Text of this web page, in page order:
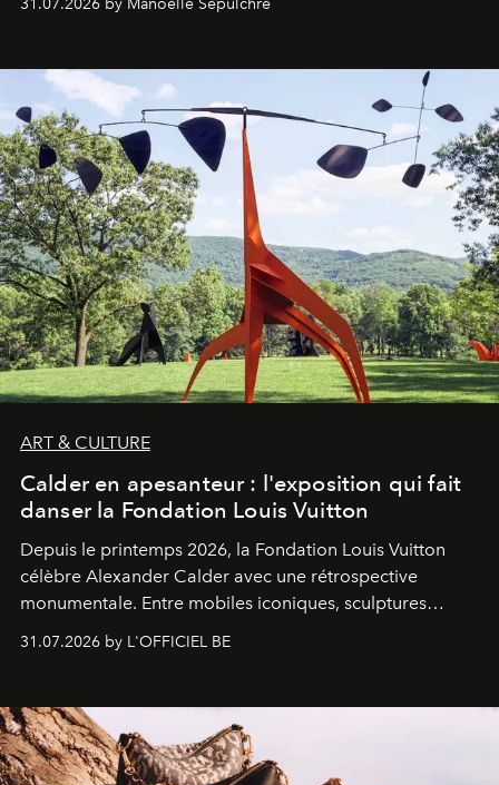
ART & CULTURE
Calder en apesanteur : l'exposition qui fait
danser la Fondation Louis Vuitton
Depuis le printemps 2026, la Fondation Louis Vuitton
célèbre Alexander Calder avec une rétrospective
monumentale. Entre mobiles iconiques, sculptures
américain investit les espaces imaginés par Frank Gehry
sculpture.
31.07.2026 by L'OFFICIEL BE